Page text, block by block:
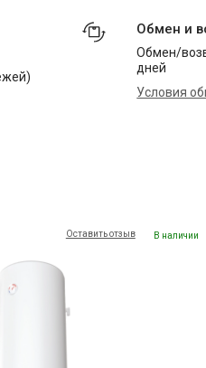
Обмен и
Обмен/
дней
Условия
Оставить отзыв В наличии